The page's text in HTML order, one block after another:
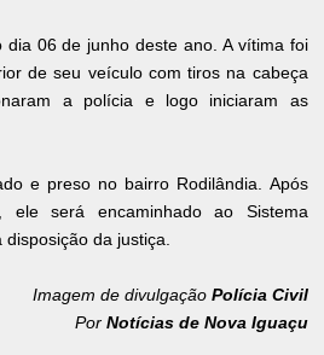
dia 06 de junho deste ano. A vítima foi
de seu veículo com tiros na cabeça
a polícia e logo iniciaram as
e preso no bairro Rodilândia. Após
ele será encaminhado ao Sistema
da justiça.
Imagem de divulgação Polícia Civil
Por Notícias de Nova Iguaçu